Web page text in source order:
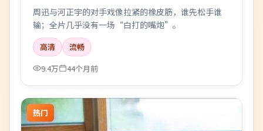
周迅与河正宇的对手戏像拉紧的橡皮筋，谁先松手谁
输；全片几乎没有一场“白打的嘴炮”。
高清
流畅
9.4万
44个月前
热门